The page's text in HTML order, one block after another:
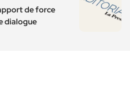
de force
dialogue